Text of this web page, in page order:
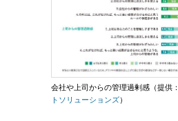
会社や上司からの管理過剰感（提供：
トソリューションズ）